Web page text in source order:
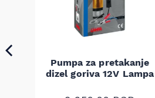
Pumpa za pretakanje
dizel goriva 12V Lampa